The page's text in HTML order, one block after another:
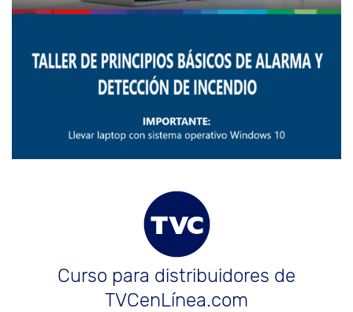
Curso para distribuidores de
TVCenLínea.com